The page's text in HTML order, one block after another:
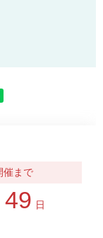
49 日